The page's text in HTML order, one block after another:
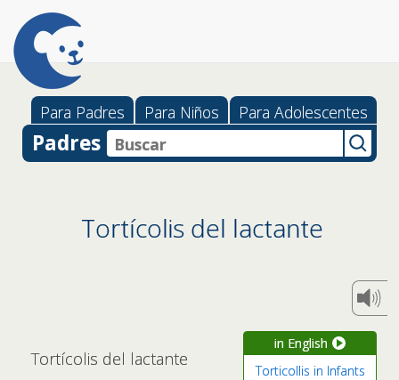
Para Padres Para Niños Para Adolescentes
Padres
Tortícolis del lactante
in English
Torticollis in Infants
Tortícolis del lactante